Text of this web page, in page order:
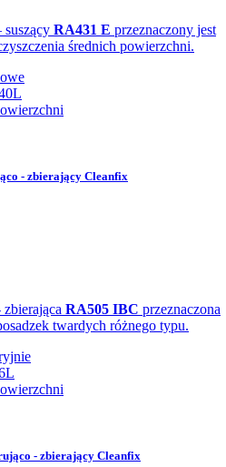
suszący RA431 E przeznaczony jest
średnich powierzchni.
- zbierający Cleanfix
RA505 IBC przeznaczona
twardych różnego typu.
- zbierający Cleanfix